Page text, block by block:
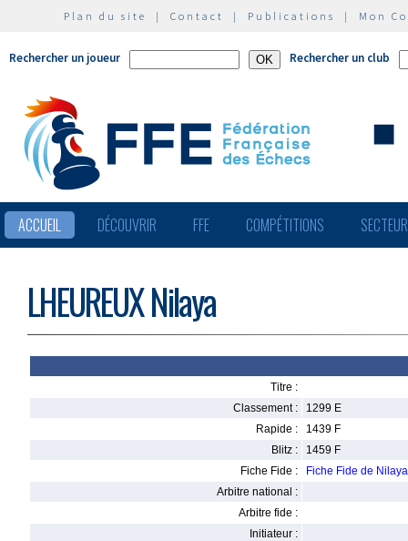
Plan du site | Contact | Publications | Mon
Rechercher un joueur Rechercher un club
ACCUEIL DÉCOUVRIR FFE COMPÉTITIONS
LHEUREUX Nilaya
Titre :
Classement :
1299 E
Rapide :
1439 F
Blitz :
1459 F
Fiche Fide :
Fiche Fide de
Arbitre national :
Arbitre fide :
Initiateur :